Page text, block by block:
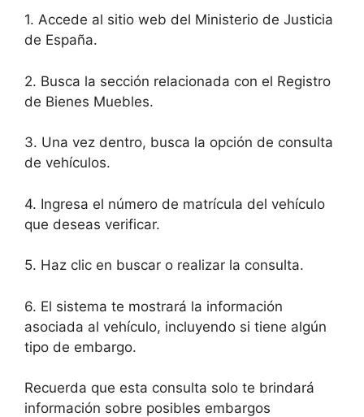
1. Accede al sitio web del Ministerio de Justicia
de España.
2. Busca la sección relacionada con el Registro
de Bienes Muebles.
3. Una vez dentro, busca la opción de consulta
de vehículos.
4. Ingresa el número de matrícula del vehículo
que deseas verificar.
5. Haz clic en buscar o realizar la consulta.
6. El sistema te mostrará la información
asociada al vehículo, incluyendo si tiene algún
tipo de embargo.
Recuerda que esta consulta solo te brindará
información sobre posibles embargos